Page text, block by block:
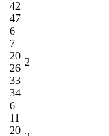
42
47
6
7
20
26
33
34
2
6
11
20